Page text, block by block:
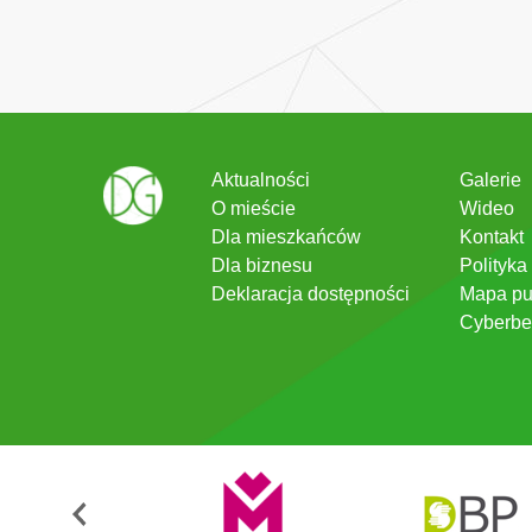
Aktualności
O mieście
Dla mieszkańców
Dla biznesu
Deklaracja dostępności
Galerie
Wideo
Kontakt
Mapa